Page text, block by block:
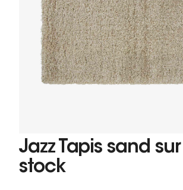
Jazz Tapis sand sur
stock